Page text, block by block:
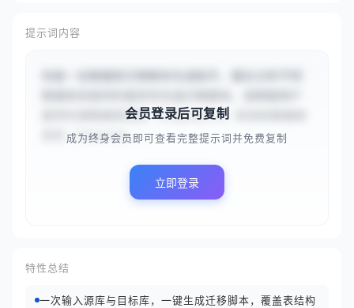
提示词内容
提供的源数据库类型（{{mysql}}）和目标数据库
类型（{{postg...
会员登录后可复制
成为终身会员即可查看完整提示词并免费复制
立即登录
特性总结
一次输入源库与目标库，一键生成迁移脚本，覆盖表结构